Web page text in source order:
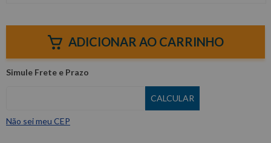
ADICIONAR AO CARRINHO
Não sei meu CEP